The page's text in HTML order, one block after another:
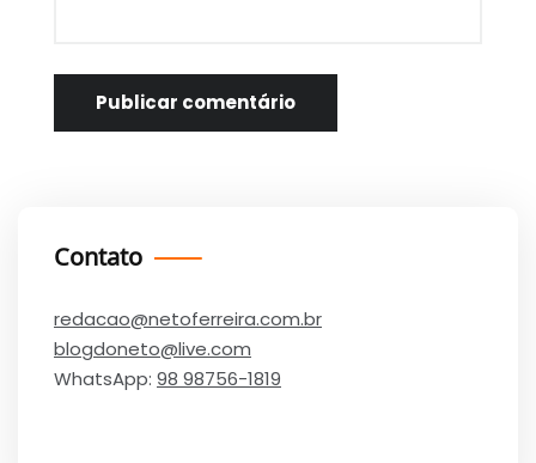
Contato
redacao@netoferreira.com.br
blogdoneto@live.com
WhatsApp: 98 98756-1819